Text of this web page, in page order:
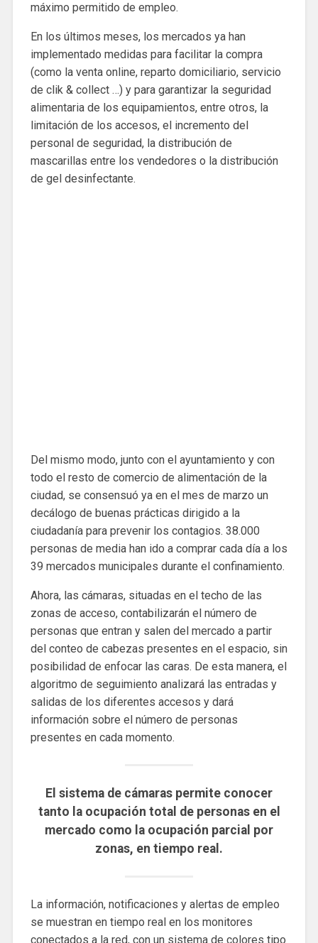
máximo permitido de empleo.
En los últimos meses, los mercados ya han
implementado medidas para facilitar la compra
(como la venta online, reparto domiciliario, servicio
de clik & collect …) y para garantizar la seguridad
alimentaria de los equipamientos, entre otros, la
limitación de los accesos, el incremento del
personal de seguridad, la distribución de
mascarillas entre los vendedores o la distribución
de gel desinfectante.
Del mismo modo, junto con el ayuntamiento y con
todo el resto de comercio de alimentación de la
ciudad, se consensuó ya en el mes de marzo un
decálogo de buenas prácticas dirigido a la
ciudadanía para prevenir los contagios. 38.000
personas de media han ido a comprar cada día a los
39 mercados municipales durante el confinamiento.
Ahora, las cámaras, situadas en el techo de las
zonas de acceso, contabilizarán el número de
personas que entran y salen del mercado a partir
del conteo de cabezas presentes en el espacio, sin
posibilidad de enfocar las caras. De esta manera, el
algoritmo de seguimiento analizará las entradas y
salidas de los diferentes accesos y dará
información sobre el número de personas
presentes en cada momento.
El sistema de cámaras permite conocer
tanto la ocupación total de personas en el
mercado como la ocupación parcial por
zonas, en tiempo real.
La información, notificaciones y alertas de empleo
se muestran en tiempo real en los monitores
conectados a la red, con un sistema de colores tipo